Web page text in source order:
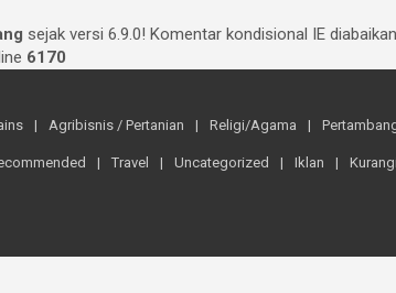
sejak versi 6.9.0! Komentar kondisional IE
6170
Agribisnis / Pertanian Religi/Agama
Travel Uncategorized Iklan